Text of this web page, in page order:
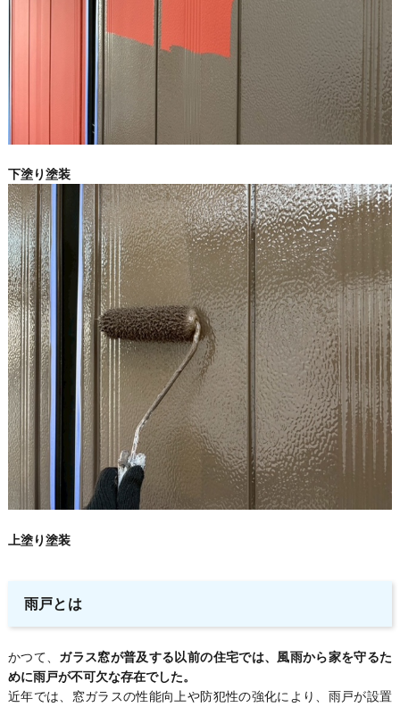
下塗り塗装
上塗り塗装
雨戸とは
かつて、 ガラス窓が普及する以前の住宅では、風雨から家を守るた
めに雨戸が不可欠な存在でした。
近年では、窓ガラスの性能向上や防犯性の強化により、雨戸が設置